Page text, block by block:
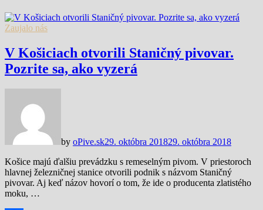
Zaujalo nás
V Košiciach otvorili Staničný pivovar.
Pozrite sa, ako vyzerá
by oPive.sk29. októbra 201829. októbra 2018
Košice majú ďalšiu prevádzku s remeselným pivom. V priestoroch
hlavnej železničnej stanice otvorili podnik s názvom Staničný
pivovar. Aj keď názov hovorí o tom, že ide o producenta zlatistého
moku, …